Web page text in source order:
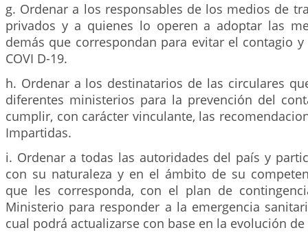
g. Ordenar a los responsables de los medios de
privados y a quienes lo operen a adoptar las
demás que correspondan para evitar el contagio
COVI D-19.
h. Ordenar a los destinatarios de las circulares
diferentes ministerios para la prevención del
cumplir, con carácter vinculante, las
Impartidas.
i. Ordenar a todas las autoridades del país y
con su naturaleza y en el ámbito de su
que les corresponda, con el plan de
Ministerio para responder a la emergencia
cual podrá actualizarse con base en la evolución